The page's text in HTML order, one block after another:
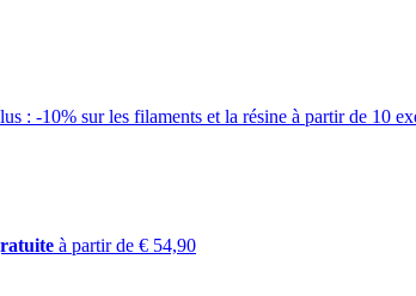
: -10% sur les filaments et la résine à partir de 10
à partir de € 54,90